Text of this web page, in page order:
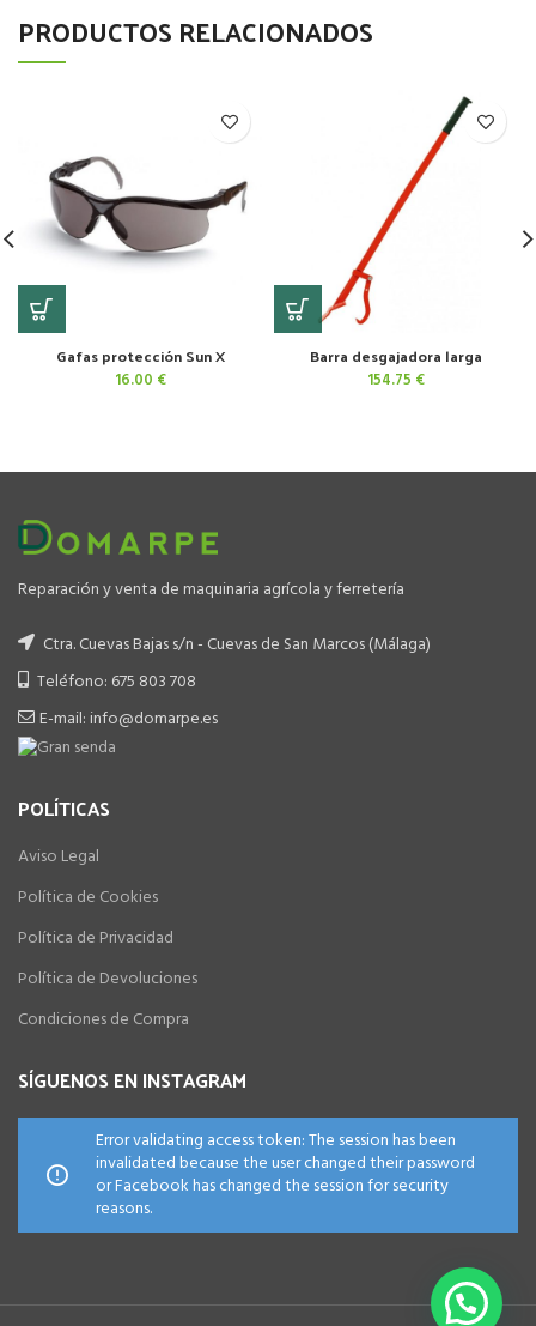
PRODUCTOS RELACIONADOS
Gafas protección Sun X
16.00 €
Barra desgajadora larga
154.75 €
Reparación y venta de maquinaria agrícola y ferretería
Ctra. Cuevas Bajas s/n - Cuevas de San Marcos (Málaga)
Teléfono: 675 803 708
E-mail: info@domarpe.es
POLÍTICAS
Aviso Legal
Política de Cookies
Política de Privacidad
Política de Devoluciones
Condiciones de Compra
SÍGUENOS EN INSTAGRAM
Error validating access token: The session has been
invalidated because the user changed their password
or Facebook has changed the session for security
reasons.